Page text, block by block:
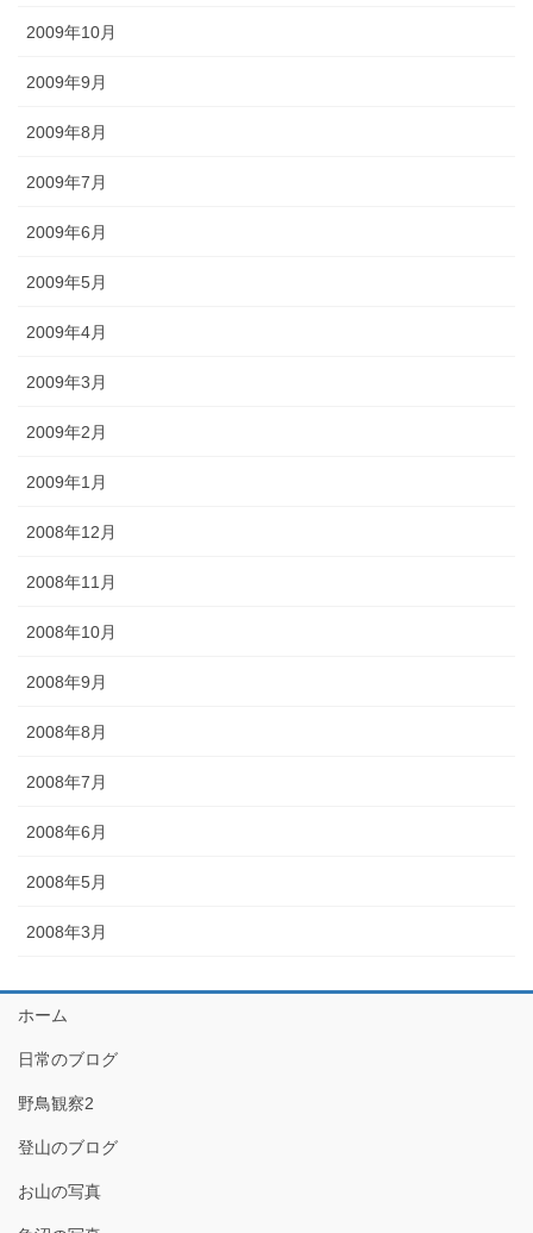
2009年10月
2009年9月
2009年8月
2009年7月
2009年6月
2009年5月
2009年4月
2009年3月
2009年2月
2009年1月
2008年12月
2008年11月
2008年10月
2008年9月
2008年8月
2008年7月
2008年6月
2008年5月
2008年3月
ホーム
日常のブログ
野鳥観察2
登山のブログ
お山の写真